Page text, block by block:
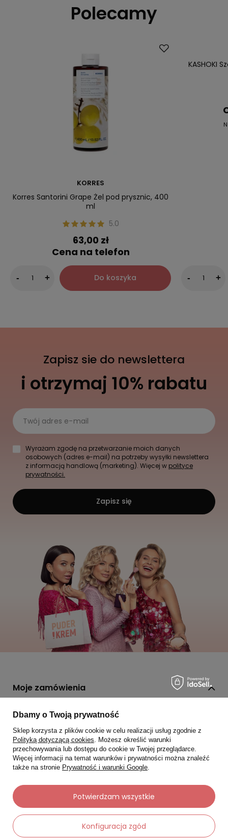
Polecamy
KORRES
Korres Santorini Grape Żel pod prysznic, 400
ml
5.0
63,00 zł
Cena na telefon
- + Do koszyka
KASHOKI
- +
Zapisz sie do newslettera
i otrzymaj 10% rabatu
Twój adres e-mail
Wyrażam zgodę na przetwarzanie moich danych
osobowych (adres e-mail) na potrzeby wysyłki newslettera
z informacją handlową (marketing). Więcej w polityce
prywatności.
Zapisz się
Moje zamówienia
Status zamówienia
Śledzenie przesyłki
Chcę zareklamować produkt
Chcę zwrócić produkt
Kontakt
Moje konto
Dbamy o Twoją prywatność
Sklep korzysta z plików cookie w celu realizacji usług zgodnie z
Polityką dotyczącą cookies. Możesz określić warunki
przechowywania lub dostępu do cookie w Twojej przeglądarce.
Więcej informacji na temat warunków i prywatności można znaleźć
także na stronie Prywatność i warunki Google.
Konfiguracja zgód
Potwierdzam wszystkie